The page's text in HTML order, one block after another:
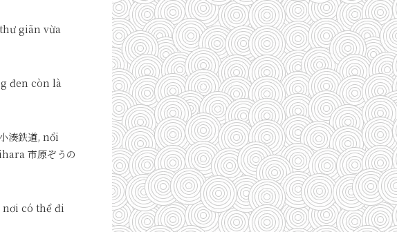
giãn vừa
đen còn là
鉄道, nổi
市原ぞうの
có thể đi